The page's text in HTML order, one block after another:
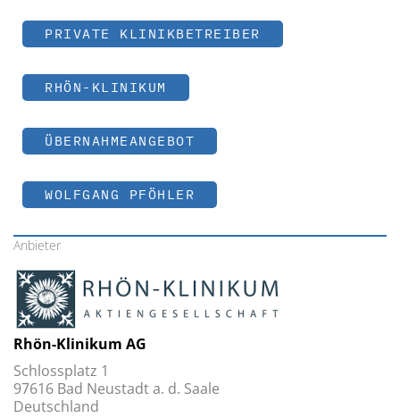
PRIVATE KLINIKBETREIBER
RHÖN-KLINIKUM
ÜBERNAHMEANGEBOT
WOLFGANG PFÖHLER
Anbieter
Rhön-Klinikum AG
Schlossplatz 1
97616 Bad Neustadt a. d. Saale
Deutschland